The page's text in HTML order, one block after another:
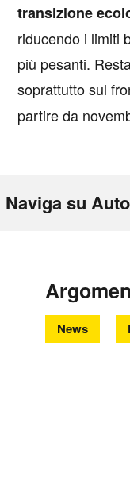
transizione
riducendo i limiti
più pesanti.
soprattutto sul
partire da
Naviga su
News